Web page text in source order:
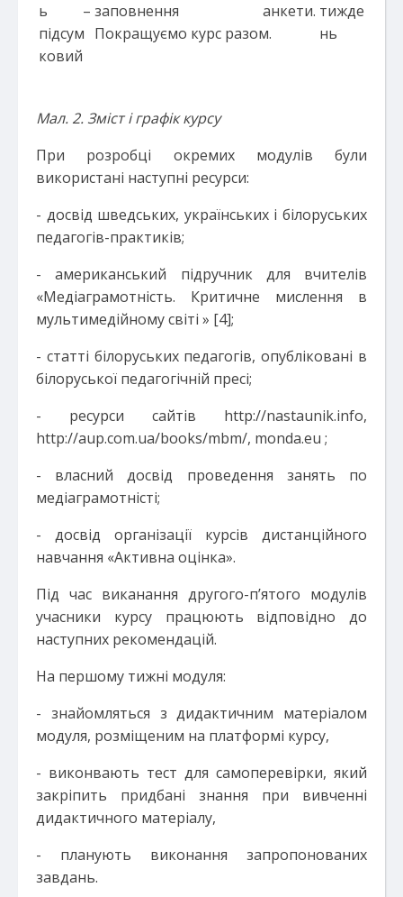
ь –
підсум
ковий
заповнення анкети.
Покращуємо курс разом.
тижде
нь
Мал. 2. Зміст і графік курсу
При розробці окремих модулів були
використані наступні ресурси:
- досвід шведських, українських і білоруських
педагогів-практиків;
- американський підручник для вчителів
«Медіаграмотність. Критичне мислення в
мультимедійному світі » [4];
- статті білоруських педагогів, опубліковані в
білоруської педагогічній пресі;
- ресурси сайтів http://nastaunik.info,
http://aup.com.ua/books/mbm/, monda.eu ;
- власний досвід проведення занять по
медіаграмотністі;
- досвід організації курсів дистанційного
навчання «Активна оцінка».
Під час виканання другого-п’ятого модулів
учасники курсу працюють відповідно до
наступних рекомендацій.
На першому тижні модуля:
- знайомляться з дидактичним матеріалом
модуля, розміщеним на платформі курсу,
- виконвають тест для самоперевірки, який
закріпить придбані знання при вивченні
дидактичного матеріалу,
- планують виконання запропонованих
завдань.